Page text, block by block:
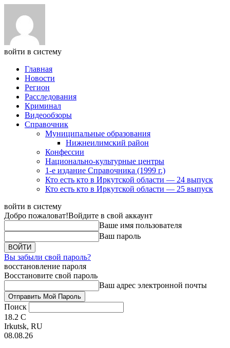
войти в систему
Главная
Новости
Регион
Расследования
Криминал
Видеообзоры
Справочник
Муниципальные образования
Нижнеилимский район
Конфессии
Национально-культурные центры
1-е издание Справочника (1999 г.)
Кто есть кто в Иркутской области — 24 выпуск
Кто есть кто в Иркутской области — 25 выпуск
войти в систему
Добро пожаловат!Войдите в свой аккаунт
Ваше имя пользователя
Ваш пароль
Вы забыли свой пароль?
восстановление пароля
Восстановите свой пароль
Ваш адрес электронной почты
Поиск
18.2 C
Irkutsk, RU
08.08.26